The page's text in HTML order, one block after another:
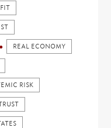
REAL ECONOMY
RISK